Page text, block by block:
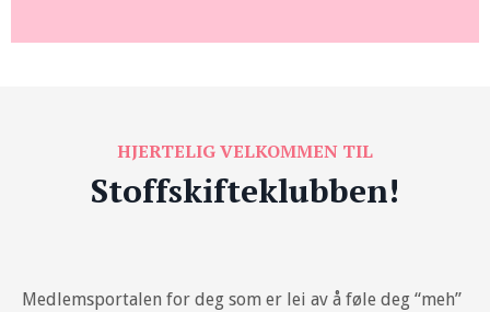
HJERTELIG VELKOMMEN TIL
Stoffskifteklubben!
Medlemsportalen for deg som er lei av å føle deg “meh”